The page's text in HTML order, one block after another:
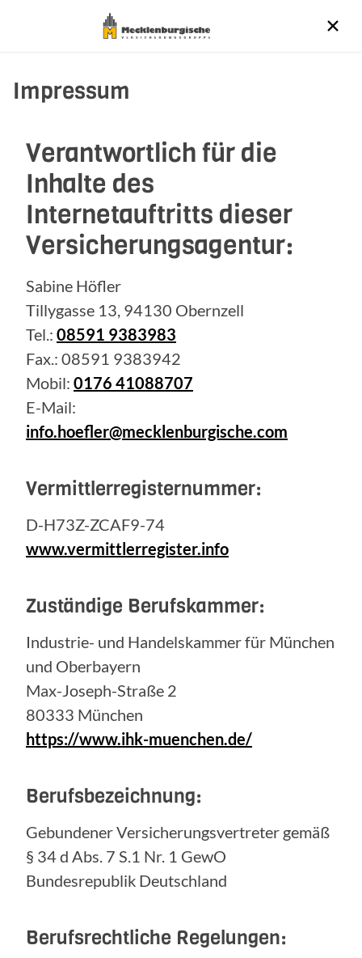
Impressum
Verantwortlich für die
Inhalte des
Internetauftritts dieser
Versicherungsagentur:
Sabine Höfler
Tillygasse 13, 94130 Obernzell
Tel.: 08591 9383983
Fax.: 08591 9383942
Mobil: 0176 41088707
E-Mail:
info.hoefler@mecklenburgische.com
Vermittlerregisternummer:
D-H73Z-ZCAF9-74
www.vermittlerregister.info
Zuständige Berufskammer:
Industrie- und Handelskammer für München
und Oberbayern
Max-Joseph-Straße 2
80333 München
https://www.ihk-muenchen.de/
Berufsbezeichnung:
Gebundener Versicherungsvertreter gemäß
§ 34 d Abs. 7 S.1 Nr. 1 GewO
Bundesrepublik Deutschland
Berufsrechtliche Regelungen: